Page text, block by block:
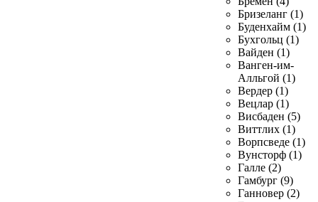
Бризеланг (1)
Буденхайм (1)
Бухгольц (1)
Вайден (1)
Ванген-им-
Алльгой (1)
Вердер (1)
Вецлар (1)
Висбаден (5)
Виттлих (1)
Ворпсведе (1)
Вунсторф (1)
Галле (2)
Гамбург (9)
Ганновер (2)